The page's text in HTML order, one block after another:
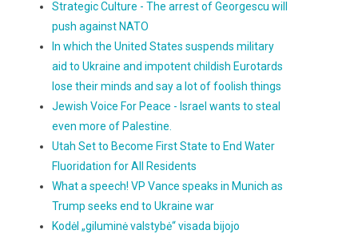
Strategic Culture - The arrest of Georgescu will
push against NATO
In which the United States suspends military
aid to Ukraine and impotent childish Eurotards
lose their minds and say a lot of foolish things
Jewish Voice For Peace - Israel wants to steal
even more of Palestine.
Utah Set to Become First State to End Water
Fluoridation for All Residents
What a speech! VP Vance speaks in Munich as
Trump seeks end to Ukraine war
Kodėl „giluminė valstybė“ visada bijojo